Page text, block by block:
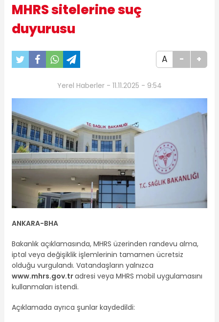
MHRS sitelerine suç
duyurusu
A - +
Yerel Haberler - 11.11.2025 - 9:54
ANKARA-BHA
Bakanlık açıklamasında, MHRS üzerinden randevu alma,
iptal veya değişiklik işlemlerinin tamamen ücretsiz
olduğu vurgulandı. Vatandaşların yalnızca
www.mhrs.gov.tradresi veya MHRS mobil uygulamasını
kullanmaları istendi.
Açıklamada ayrıca şunlar kaydedildi: